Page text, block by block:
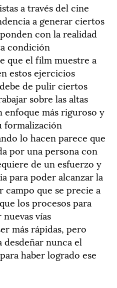
a través del cine
a generar ciertos
con la realidad
condición
que el film muestre a
estos ejercicios
de pulir ciertos
sobre las altas
enfoque más riguroso y
formalización
lo hacen parece que
por una persona con
de un esfuerzo y
para poder alcanzar la
campo que se precie a
los procesos para
vías
más rápidas, pero
desdeñar nunca el
haber logrado ese